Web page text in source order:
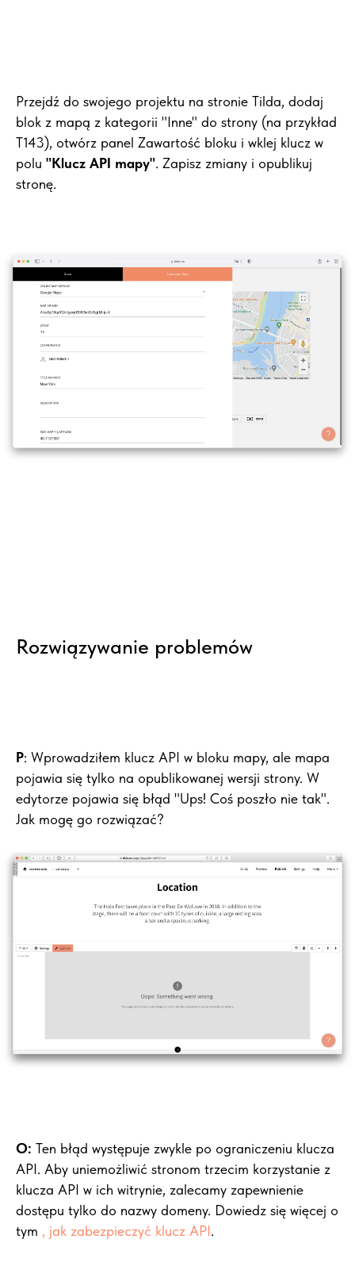
Przejdź do swojego projektu na stronie Tilda, dodaj
blok z mapą z kategorii "Inne" do strony (na przykład
Т143), otwórz panel Zawartość bloku i wklej klucz w
polu "Klucz API mapy". Zapisz zmiany i opublikuj
stronę.
Rozwiązywanie problemów
P: Wprowadziłem klucz API w bloku mapy, ale mapa
pojawia się tylko na opublikowanej wersji strony. W
edytorze pojawia się błąd "Ups! Coś poszło nie tak".
Jak mogę go rozwiązać?
O: Ten błąd występuje zwykle po ograniczeniu klucza
API. Aby uniemożliwić stronom trzecim korzystanie z
klucza API w ich witrynie, zalecamy zapewnienie
dostępu tylko do nazwy domeny. Dowiedz się więcej o
tym , jak zabezpieczyć klucz API.